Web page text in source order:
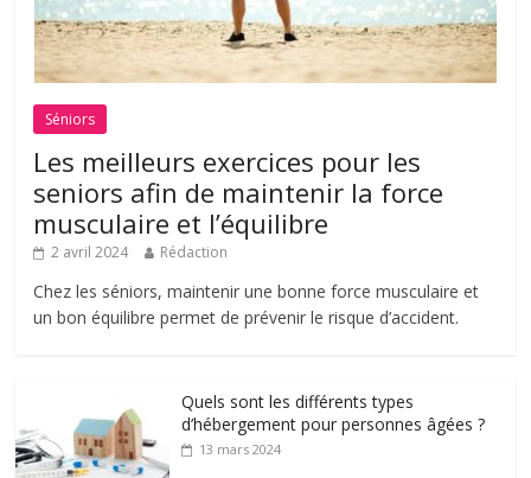
Séniors
Les meilleurs exercices pour les
seniors afin de maintenir la force
musculaire et l’équilibre
2 avril 2024 Rédaction
Chez les séniors, maintenir une bonne force musculaire et
un bon équilibre permet de prévenir le risque d’accident.
Quels sont les différents types
d’hébergement pour personnes âgées ?
13 mars 2024